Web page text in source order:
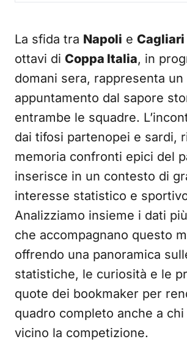
La sfida tra Napoli e Cagliari
ottavi di Coppa Italia, in
domani sera, rappresenta un
appuntamento dal sapore
entrambe le squadre.
dai tifosi partenopei e sardi,
memoria confronti epici del
inserisce in un contesto di
interesse statistico e
Analizziamo insieme i dati
che accompagnano questo
offrendo una panoramica
statistiche, le curiosità e le
quote dei bookmaker per
quadro completo anche a
vicino la competizione.